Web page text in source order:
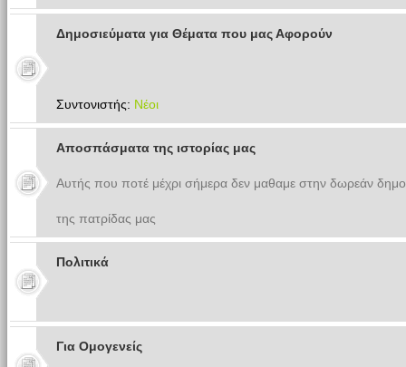
Δημοσιεύματα για Θέματα που μας Αφορούν
Συντονιστής: Νέοι
Αποσπάσματα της ιστορίας μας
Αυτής που ποτέ μέχρι σήμερα δεν μαθαμε στην δωρεάν
της πατρίδας μας
Πολιτικά
Για Ομογενείς